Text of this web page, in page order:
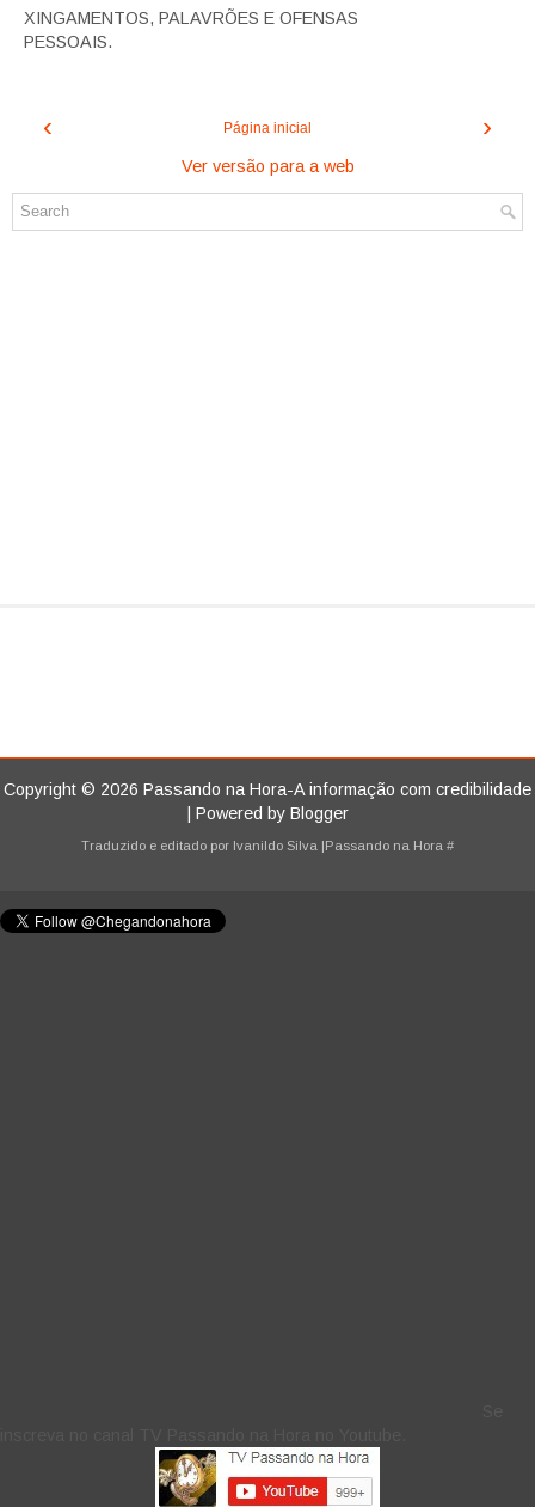
XINGAMENTOS, PALAVRÕES E OFENSAS
PESSOAIS.
‹ ›
Página inicial
Ver versão para a web
Copyright © 2026 Passando na Hora-A informação com credibilidade
| Powered by Blogger
Traduzido e editado por Ivanildo Silva |Passando na Hora #